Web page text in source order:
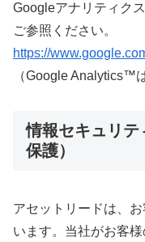
Googleアナリティク
ご参照ください。
https://
（Google Analytics™
情報セキュリテ
保護）
アセットリードは、
います。当社がお客